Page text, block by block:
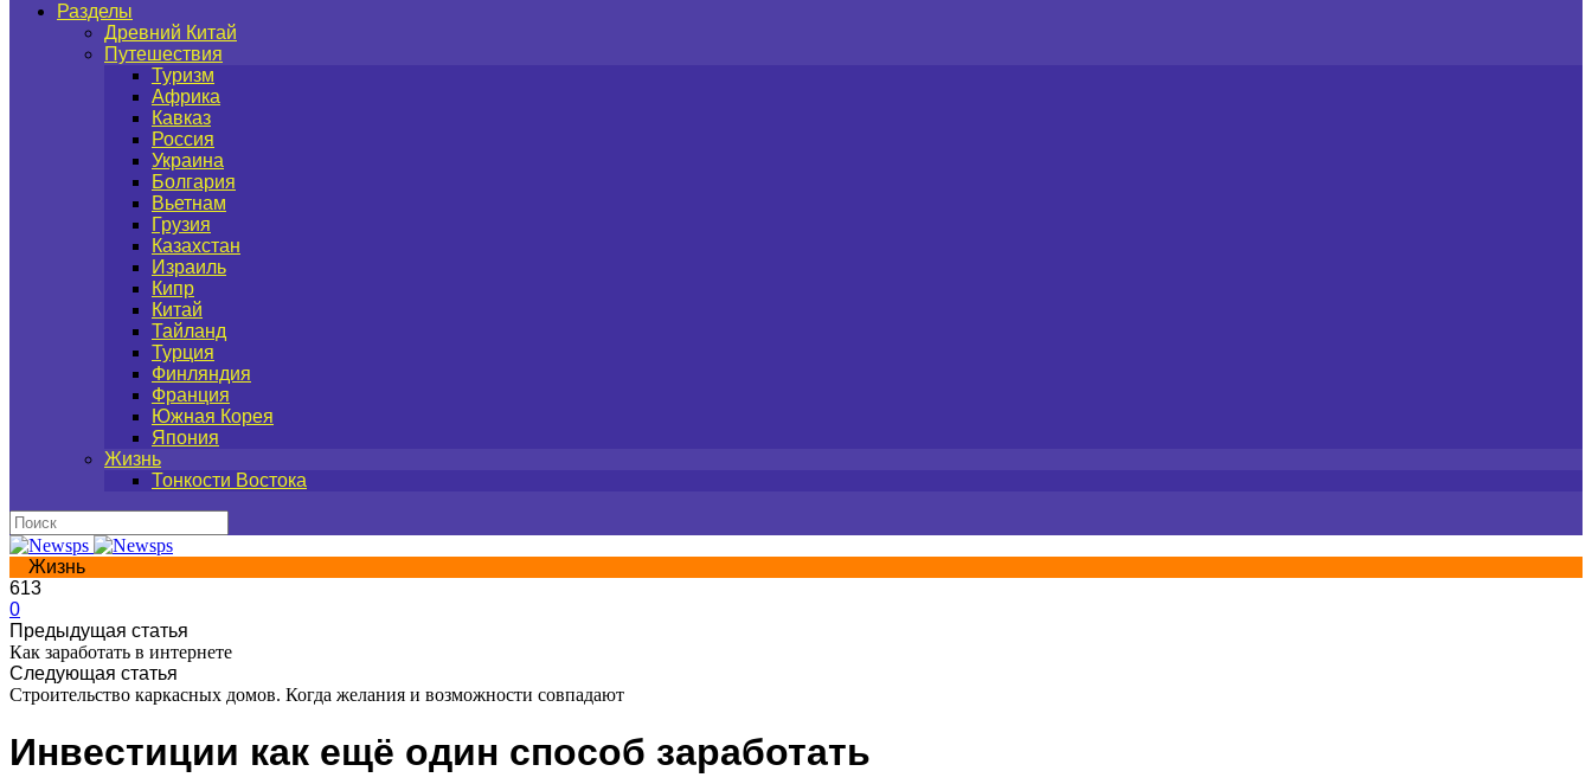
Разделы
Древний Китай
Путешествия
Туризм
Африка
Кавказ
Россия
Украина
Болгария
Вьетнам
Грузия
Казахстан
Израиль
Кипр
Китай
Тайланд
Турция
Финляндия
Франция
Южная Корея
Япония
Жизнь
Тонкости Востока
Жизнь
613
0
Предыдущая статья
Как заработать в интернете
Следующая статья
Строительство каркасных домов. Когда желания и возможности совпадают
Инвестиции как ещё один способ заработать